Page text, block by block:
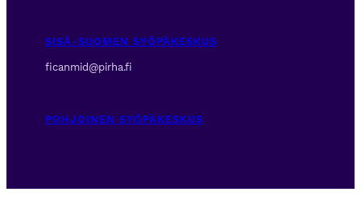
SISÄ-SUOMEN SYÖPÄKESKUS
ficanmid@pirha.fi
POHJOINEN SYÖPÄKESKUS